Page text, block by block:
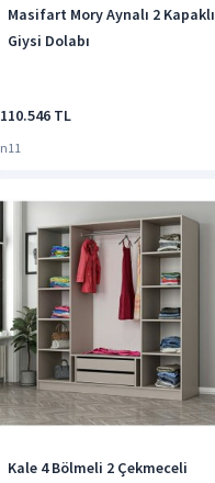
Masifart Mory Aynalı 2 Kapaklı
Giysi Dolabı
110.546 TL
n11
Kale 4 Bölmeli 2 Çekmeceli